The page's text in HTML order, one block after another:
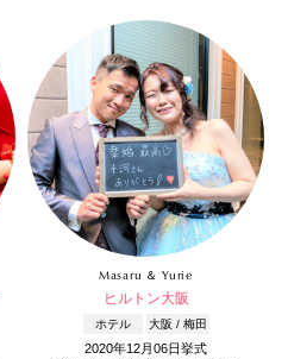
Masaru ＆ Yurie
ヒルトン大阪
ホテル 大阪 / 梅田
2020年12月06日挙式